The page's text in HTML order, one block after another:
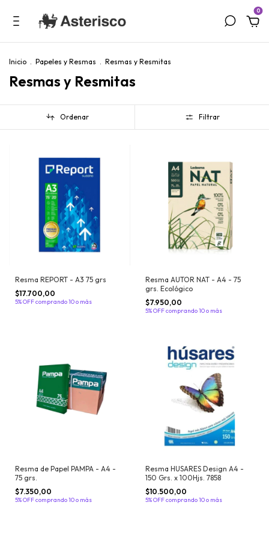
0
Inicio . Papeles y Resmas . Resmas y Resmitas
Resmas y Resmitas
Ordenar Filtrar
Resma REPORT - A3 75 grs
$17.700,00
5% OFFcomprando 10 o más
Resma AUTOR NAT - A4 - 75
grs. Ecológico
$7.950,00
5% OFFcomprando 10 o más
Resma de Papel PAMPA - A4 -
75 grs.
$7.350,00
5% OFFcomprando 10 o más
Resma HUSARES Design A4 -
150 Grs. x 100Hjs. 7858
$10.500,00
5% OFFcomprando 10 o más